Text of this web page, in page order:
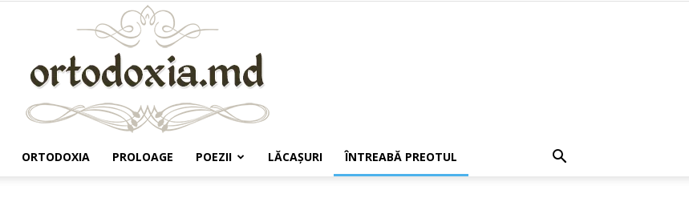
ORTODOXIA PROLOAGE POEZII LĂCAŞURI ÎNTREABĂ PREOTUL